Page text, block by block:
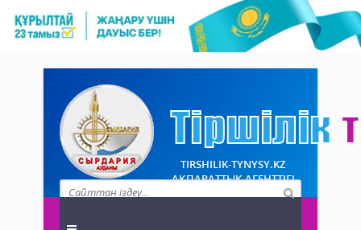
TIRSHILIK-TYNYSY.KZ
АҚПАРАТТЫҚ АГЕНТТІГІ